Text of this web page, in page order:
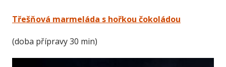
Třešňová marmeláda s hořkou čokoládou
(doba přípravy 30 min)